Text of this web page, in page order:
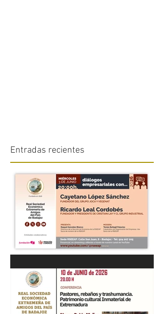
Entradas recientes
“DIÁLOGOS EMPRESARIALES
CON...” Cayetano López
Sánchez y Ricardo Leal